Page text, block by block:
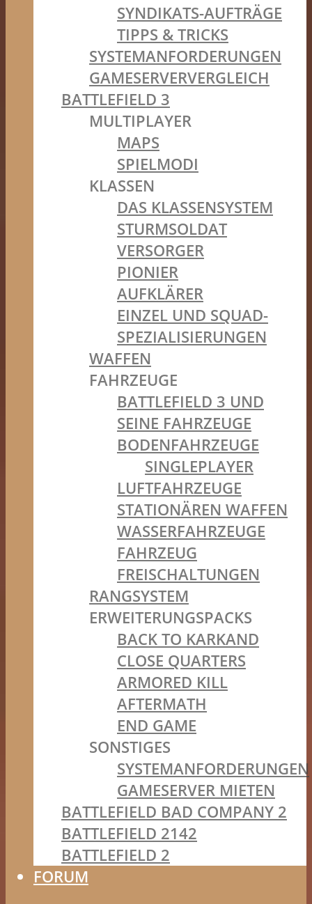
SYNDIKATS-AUFTRÄGE
TIPPS & TRICKS
SYSTEMANFORDERUNGEN
GAMESERVERVERGLEICH
BATTLEFIELD 3
MULTIPLAYER
MAPS
SPIELMODI
KLASSEN
DAS KLASSENSYSTEM
STURMSOLDAT
VERSORGER
PIONIER
AUFKLÄRER
EINZEL UND SQUAD-
SPEZIALISIERUNGEN
WAFFEN
FAHRZEUGE
BATTLEFIELD 3 UND
SEINE FAHRZEUGE
BODENFAHRZEUGE
SINGLEPLAYER
LUFTFAHRZEUGE
STATIONÄREN WAFFEN
WASSERFAHRZEUGE
FAHRZEUG
FREISCHALTUNGEN
RANGSYSTEM
ERWEITERUNGSPACKS
BACK TO KARKAND
CLOSE QUARTERS
ARMORED KILL
AFTERMATH
END GAME
SONSTIGES
SYSTEMANFORDERUNGEN
GAMESERVER MIETEN
BATTLEFIELD BAD COMPANY 2
BATTLEFIELD 2142
BATTLEFIELD 2
FORUM